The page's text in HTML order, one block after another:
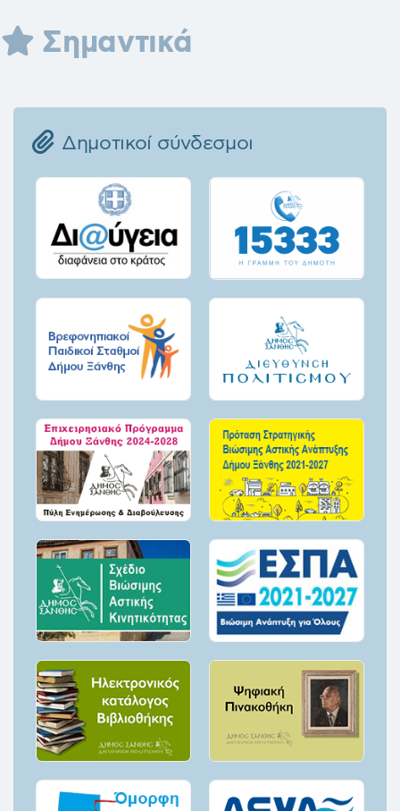
Σημαντικά
Δημοτικοί σύνδεσμοι